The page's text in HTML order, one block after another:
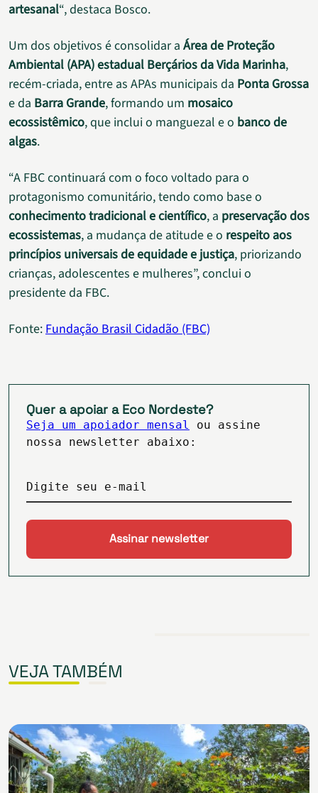
artesanal“, destaca Bosco.
Um dos objetivos é consolidar a Área de Proteção
Ambiental (APA) estadual Berçários da Vida Marinha,
recém-criada, entre as APAs municipais da Ponta Grossa
e da Barra Grande, formando um mosaico
ecossistêmico, que inclui o manguezal e o banco de
algas.
“A FBC continuará com o foco voltado para o
protagonismo comunitário, tendo como base o
conhecimento tradicional e científico, a preservação dos
ecossistemas, a mudança de atitude e o respeito aos
princípios universais de equidade e justiça, priorizando
crianças, adolescentes e mulheres”, conclui o
presidente da FBC.
Fonte:Fundação Brasil Cidadão (FBC)
Quer a apoiar a Eco Nordeste?
Seja um apoiador mensal
ou assine
nossa newsletter abaixo:
Digite seu e-mail
VEJA TAMBÉM